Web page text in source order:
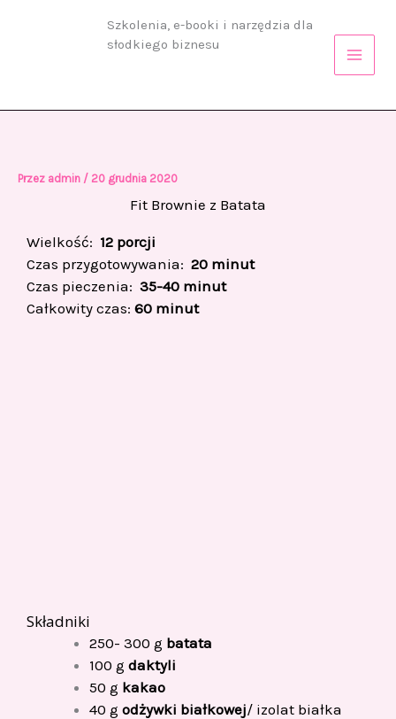
Szkolenia, e-booki i narzędzia dla
słodkiego biznesu
Przez admin / 20 grudnia 2020
Fit Brownie z Batata
Wielkość: 12 porcji
Czas przygotowywania: 20 minut
Czas pieczenia: 35-40 minut
Całkowity czas: 60 minut
Składniki
250- 300 g batata
100 g daktyli
50 g kakao
40 g odżywki białkowej/ izolat białka